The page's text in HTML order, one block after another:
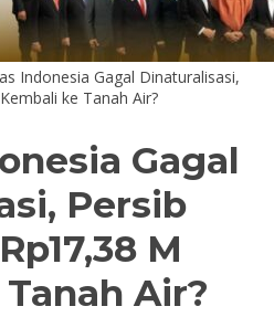
Indonesia Gagal Dinaturalisasi,
ke Tanah Air?
Gagal
Persib
M
Air?